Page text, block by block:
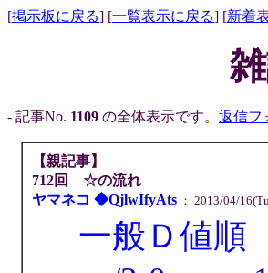
[掲示板に戻る] [一覧表示に戻る] [新着
- 記事No. 1109 の全体表示です。 返信フ
【親記事】
712回 ☆の流れ
ヤマネコ ◆QjlwIfyAts： 2013/04/
一般Ｄ値順